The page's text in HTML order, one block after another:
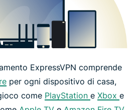
ExpressVPN comprende
per ogni dispositivo di casa,
come PlayStation e Xbox e